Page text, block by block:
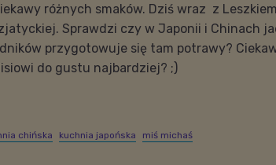
różnych smaków. Dziś wraz z Leszkiem
Sprawdzi czy w Japonii i Chinach
przygotowuje się tam potrawy?
do gustu najbardziej? ;)
chińska kuchnia japońska miś michaś